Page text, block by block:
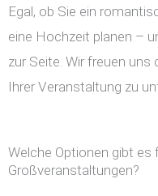
Egal, ob Sie ein
eine Hochzeit planen –
zur Seite. Wir freuen uns
Ihrer Veranstaltung zu
Welche Optionen gibt es
Großveranstaltungen?